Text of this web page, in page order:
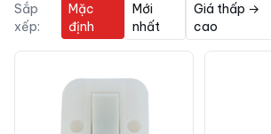
Sắp
xếp:
Mặc
định
Mới
nhất
Giá thấp →
cao